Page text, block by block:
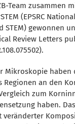
Team zusammen
(EPSRC
STEM) gewonnen
Review Letters
Mikroskopie haben
Regionen an den
zum
haben.
veränderter